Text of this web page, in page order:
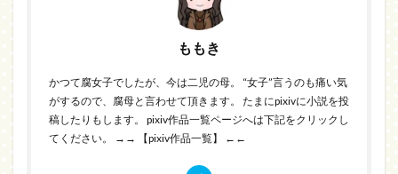
ももき
かつて腐女子でしたが、今は二児の母。 “女子”言うのも痛い気
がするので、腐母と言わせて頂きます。 たまにpixivに小説を投
稿したりもします。 pixiv作品一覧ページへは下記をクリックし
てください。
→→ 【pixiv作品一覧】 ←←